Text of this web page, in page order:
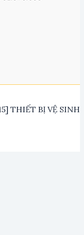
THIẾT BỊ VỆ SINH